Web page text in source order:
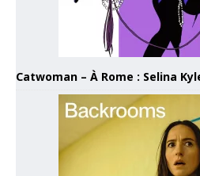
Catwoman – À Rome : Selina